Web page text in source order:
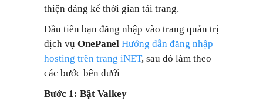
thiện đáng kể thời gian tải trang.
Đầu tiên bạn đăng nhập vào trang quản trị
dịch vụ OnePanel Hướng dẫn đăng nhập
hosting trên trang iNET, sau đó làm theo
các bước bên dưới
Bước 1: Bật Valkey